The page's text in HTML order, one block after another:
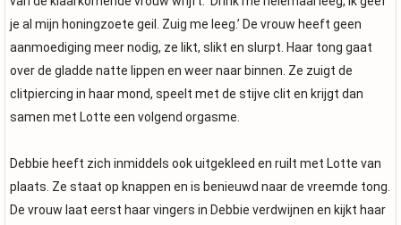
je al mijn honingzoete geil. Zuig me leeg.’ De vrouw heeft geen
aanmoediging meer nodig, ze likt, slikt en slurpt. Haar tong gaat
over de gladde natte lippen en weer naar binnen. Ze zuigt de
clitpiercing in haar mond, speelt met de stijve clit en krijgt dan
samen met Lotte een volgend orgasme.
Debbie heeft zich inmiddels ook uitgekleed en ruilt met Lotte van
plaats. Ze staat op knappen en is benieuwd naar de vreemde tong.
De vrouw laat eerst haar vingers in Debbie verdwijnen en kijkt haar